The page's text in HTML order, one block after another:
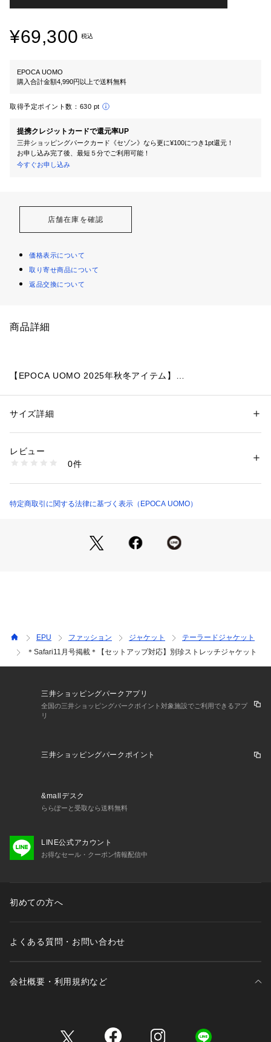
¥69,300 税込
EPOCA UOMO
購入合計金額4,990円以上で送料無料
取得予定ポイント数： 630 pt
提携クレジットカードで還元率UP
三井ショッピングパークカード《セゾン》なら更に¥100につき1pt還元！
お申し込み完了後、最短５分でご利用可能！
今すぐお申し込み
店舗在庫を確認
価格表示について
取り寄せ商品について
返品交換について
商品詳細
【EPOCA UOMO 2025年秋冬アイテム】
に表情を与え、色の深みも出しています。更に特殊な加工を施
すことで滑らかで膨らみとソフトさも持たせたトレンドの別珍
【デザイン】
【コーディネート】
※この商品はサンプルでの撮影を行っています。実際の商品と
イメージ、サイズ、品質表示、原産国等が異なる場合がござい
性別：メンズ
素材：表地 綿53% レーヨン45% ポリウレタン2% 裏地 ポリエステル 複
生産国：ベトナム製
2160500002816
サイズ詳細
レビュー
0件
特定商取引に関する法律に基づく表示（EPOCA UOMO）
EPU ファッション ジャケット
テーラードジャケット
＊Safari11月号掲載＊【セットアップ対応】別珍ストレッチジャケット
三井ショッピングパークアプリ
全国の三井ショッピングパークポイント対象施設でご利用できるアプ
リ
三井ショッピングパークポイント
&mallデスク
ららぽーと受取なら送料無料
LINE公式アカウント
お得なセール・クーポン情報配信中
初めての方へ
よくある質問・お問い合わせ
会社概要・利用規約など